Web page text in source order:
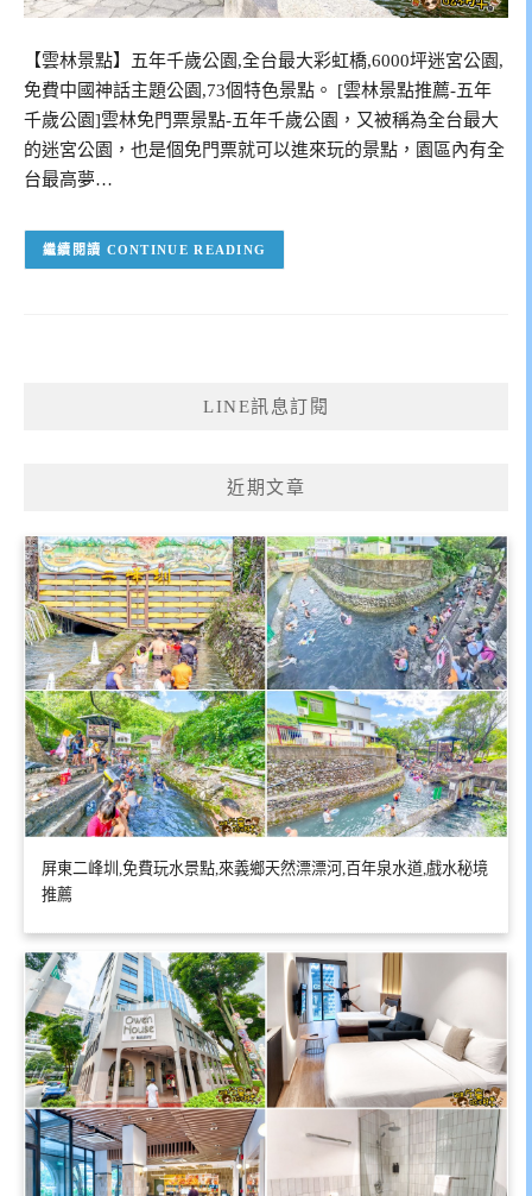
【雲林景點】五年千歲公園,全台最大彩虹橋,6000坪迷宮公園,
免費中國神話主題公園,73個特色景點。 [雲林景點推薦-五年
千歲公園]雲林免門票景點-五年千歲公園，又被稱為全台最大
的迷宮公園，也是個免門票就可以進來玩的景點，園區內有全
台最高夢…
CONTINUE READING
LINE訊息訂閱
近期文章
屏東二峰圳,免費玩水景點,來義鄉天然漂漂河,百年泉水道,戲水秘境
推薦